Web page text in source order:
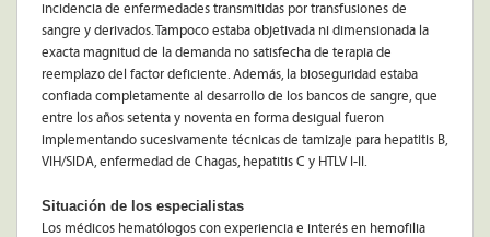
incidencia de enfermedades transmitidas por transfusiones de
sangre y derivados. Tampoco estaba objetivada ni dimensionada la
exacta magnitud de la demanda no satisfecha de terapia de
reemplazo del factor deficiente. Además, la bioseguridad estaba
confiada completamente al desarrollo de los bancos de sangre, que
entre los años setenta y noventa en forma desigual fueron
implementando sucesivamente técnicas de tamizaje para hepatitis B,
VIH/SIDA, enfermedad de Chagas, hepatitis C y HTLV I-II.
Situación de los especialistas
Los médicos hematólogos con experiencia e interés en hemofilia